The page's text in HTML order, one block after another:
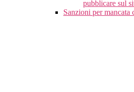
pubblicare sul
Sanzioni per mancata